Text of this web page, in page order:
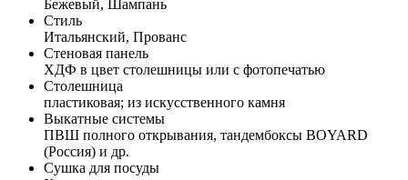
Бежевый, Шампань
Стиль
Итальянский, Прованс
Стеновая панель
ХДФ в цвет столешницы или с фотопечатью
Столешница
пластиковая; из искусственного камня
Выкатные системы
ПВШ полного открывания, тандембоксы BOYARD
(Россия) и др.
Сушка для посуды